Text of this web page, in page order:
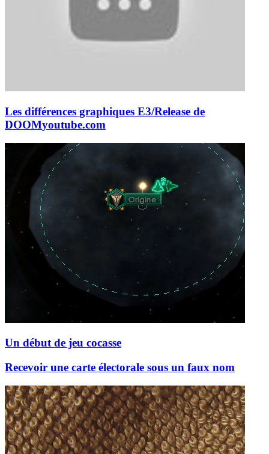
Les différences graphiques E3/Release de
DOOMyoutube.com
Un début de jeu cocasse
Recevoir une carte électorale sous un faux nom